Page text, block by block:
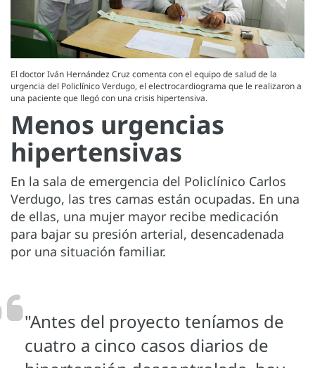
El doctor Iván Hernández Cruz comenta con el equipo de salud de la
urgencia del Policlínico Verdugo, el electrocardiograma que le realizaron a
una paciente que llegó con una crisis hipertensiva.
Menos urgencias
hipertensivas
En la sala de emergencia del Policlínico Carlos
Verdugo, las tres camas están ocupadas. En una
de ellas, una mujer mayor recibe medicación
para bajar su presión arterial, desencadenada
por una situación familiar.
"Antes del proyecto teníamos de
cuatro a cinco casos diarios de